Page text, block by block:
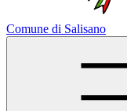
Comune di Salisano